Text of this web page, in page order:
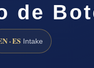
de
· ES Intake